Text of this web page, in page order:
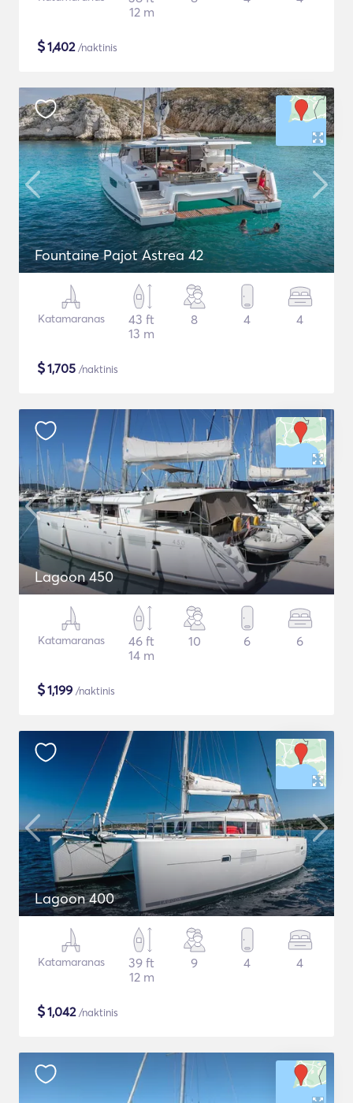
12 m
$1,402/naktinis
Fountaine Pajot Astrea 42
Katamaranas
43 ft
13 m
8 4 4
$1,705 /naktinis
Lagoon 450
Katamaranas
46 ft
14 m
10 6 6
$1,199 /naktinis
Lagoon 400
Katamaranas
39 ft
12 m
9 4 4
$1,042/naktinis